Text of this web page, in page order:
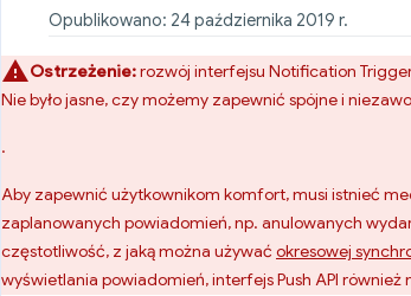
Opublikowano: 24 października 2019 r.
Ostrzeżenie:rozwój interfejsu Notification
Nie było jasne, czy możemy zapewnić spójne i
.
Aby zapewnić użytkownikom komfort, musi istnieć
zaplanowanych powiadomień, np. anulowanych
częstotliwość, z jaką można używać okresowej
wyświetlania powiadomień, interfejs Push API